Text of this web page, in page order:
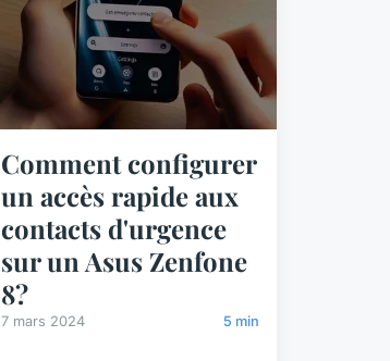
Comment configurer
un accès rapide aux
contacts d'urgence
sur un Asus Zenfone
8?
7 mars 2024 5 min